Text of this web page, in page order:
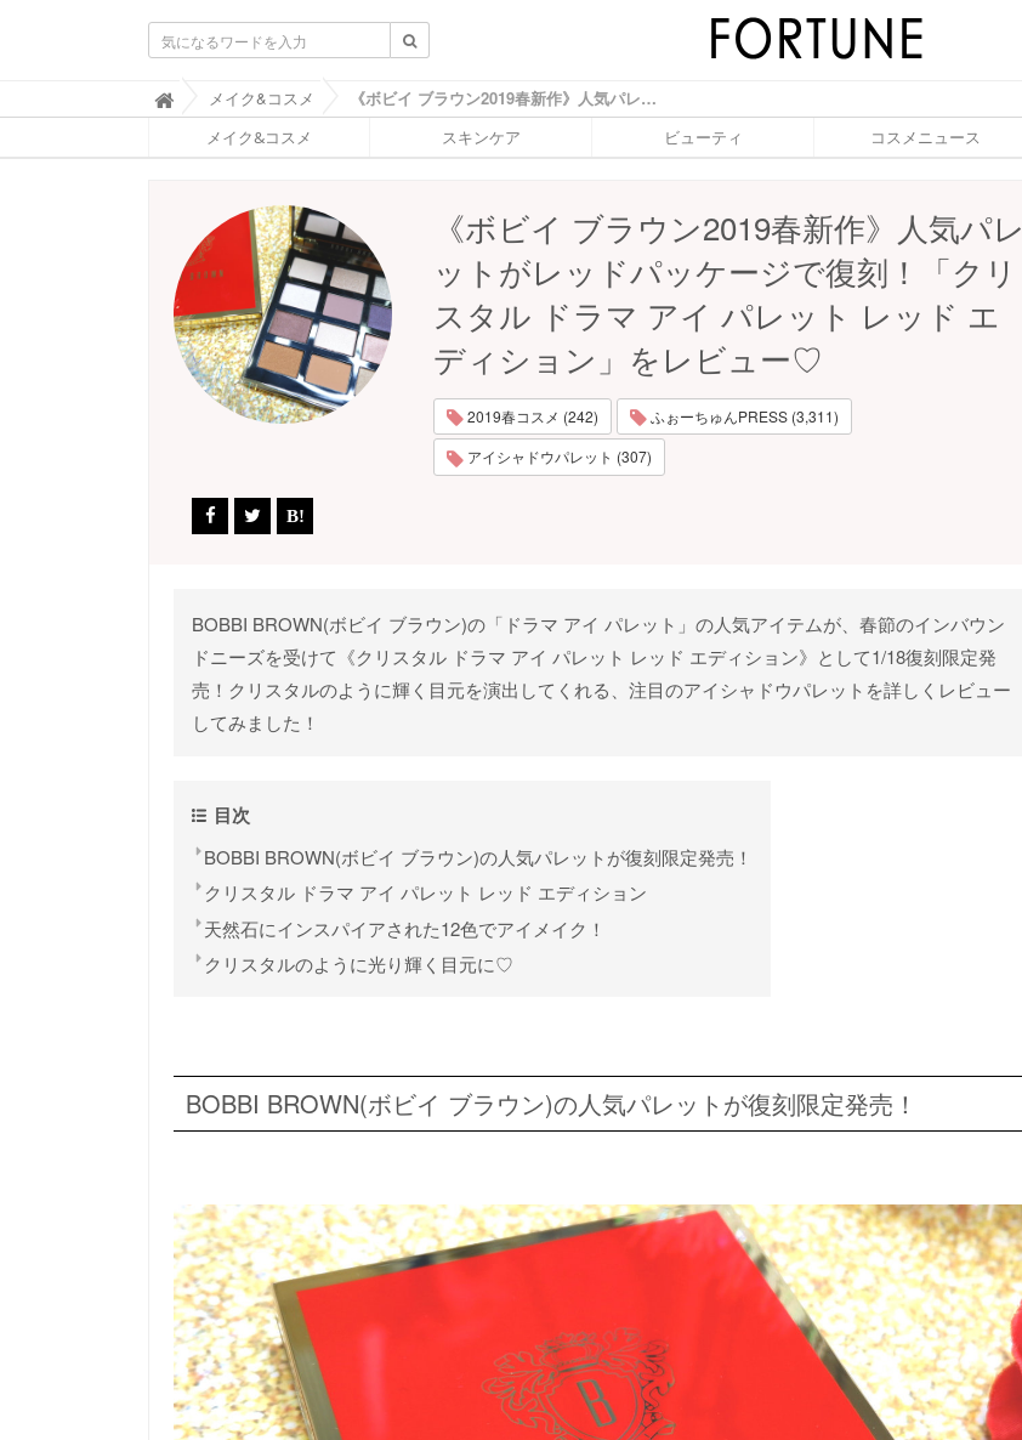
ふ
ぉ
ち
O
R
T
U
N
メイク&コスメ 《ボビイ ブラウン2019春新作》人気パレットがレッドパッケージで復刻！「クリスタル ドラマ アイ パレット レッド エディション」をレビュー♡ - ふぉーちゅん(FORTUNE)
メイク&コスメ スキンケア ビューティ コスメニュース
《ボビイ ブラウン2019春新作》人気パレ
ットがレッドパッケージで復刻！「クリ
スタル ドラマ アイ パレット レッド エ
ディション」をレビュー♡
2019春コスメ (242)
ふぉーちゅんPRESS (3,311)
アイシャドウパレット (307)
BOBBI BROWN(ボビイ ブラウン)の「ドラマ アイ パレット」の人気アイテムが、春節のインバウン
ドニーズを受けて《クリスタル ドラマ アイ パレット レッド エディション》として1/18復刻限定発
売！クリスタルのように輝く目元を演出してくれる、注目のアイシャドウパレットを詳しくレビュー
してみました！
目次
BOBBI BROWN(ボビイ ブラウン)の人気パレットが復刻限定発売！
クリスタル ドラマ アイ パレット レッド エディション
天然石にインスパイアされた12色でアイメイク！
クリスタルのように光り輝く目元に♡
BOBBI BROWN(ボビイ ブラウン)の人気パレットが復刻限定発売！